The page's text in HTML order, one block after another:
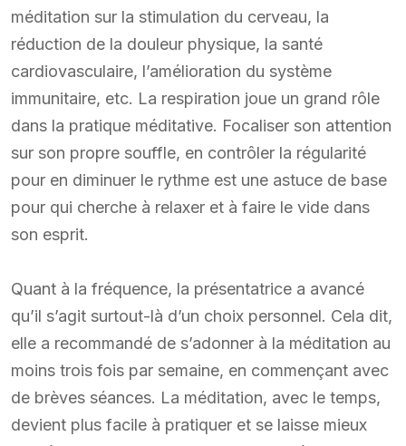
méditation sur la stimulation du cerveau, la
réduction de la douleur physique, la santé
cardiovasculaire, l’amélioration du système
immunitaire, etc. La respiration joue un grand rôle
dans la pratique méditative. Focaliser son attention
sur son propre souffle, en contrôler la régularité
pour en diminuer le rythme est une astuce de base
pour qui cherche à relaxer et à faire le vide dans
son esprit.
Quant à la fréquence, la présentatrice a avancé
qu’il s’agit surtout-là d’un choix personnel. Cela dit,
elle a recommandé de s’adonner à la méditation au
moins trois fois par semaine, en commençant avec
de brèves séances. La méditation, avec le temps,
devient plus facile à pratiquer et se laisse mieux